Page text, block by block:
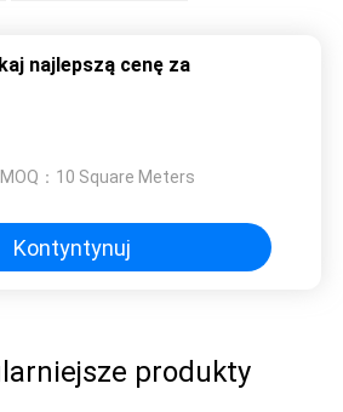
najlepszą cenę za
MOQ： 10 Square Meters
Kontyntynuj
produkty